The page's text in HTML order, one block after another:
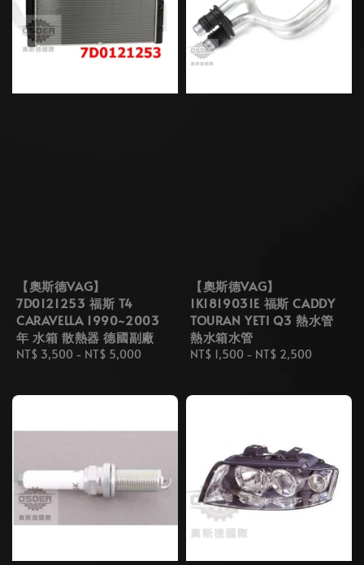
【奧斯德VAG】
7D0121253 福斯 T4
CARAVELLA 1990~2003
年 水箱 散熱器 德國副廠
Regular
NT$ 3,500 - NT$ 5,000
【奧斯德VAG】
1K1819031E 福斯 CADDY
TOURAN YETI Q3 熱水管
熱水箱水管
Regular
NT$ 1,500 - NT$ 2,500